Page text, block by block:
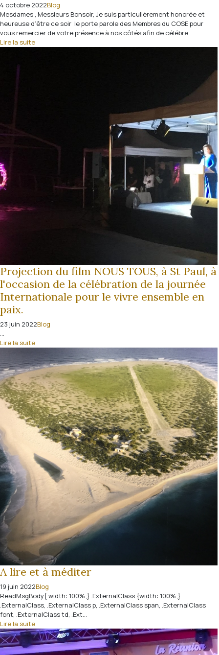
4 octobre 2022Blog
Mesdames , Messieurs Bonsoir, Je suis particulièrement honorée et
heureuse d’être ce soir le porte parole des Membres du COSE pour
vous remercier de votre présence à nos côtés afin de célébre...
Lire la suite
Projection du film NOUS TOUS, à St Paul, à
l'occasion de la célébration de la journée
Internationale pour le vivre ensemble en
paix.
23 juin 2022Blog
...
Lire la suite
A lire et à méditer
19 juin 2022Blog
ReadMsgBody{ width: 100%;} .ExternalClass {width: 100%;}
.ExternalClass, .ExternalClass p, .ExternalClass span, .ExternalClass
font, .ExternalClass td, .Ext...
Lire la suite